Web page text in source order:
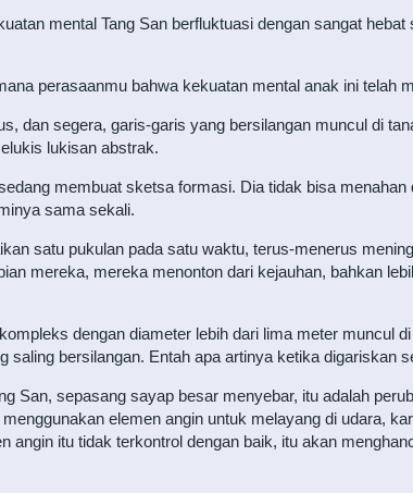
mental Tang San berfluktuasi dengan sangat
perasaanmu bahwa kekuatan mental anak ini telah
dan segera, garis-garis yang bersilangan muncul di
lukisan abstrak.
membuat sketsa formasi. Dia tidak bisa
sama sekali.
satu pukulan pada satu waktu, terus-menerus
mereka, mereka menonton dari kejauhan, bahkan
dengan diameter lebih dari lima meter muncul
saling bersilangan. Entah apa artinya ketika digariskan
San, sepasang sayap besar menyebar, itu adalah
elemen angin untuk melayang di udara,
angin itu tidak terkontrol dengan baik, itu akan